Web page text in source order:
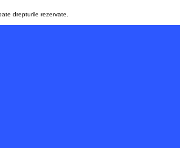
drepturile rezervate.